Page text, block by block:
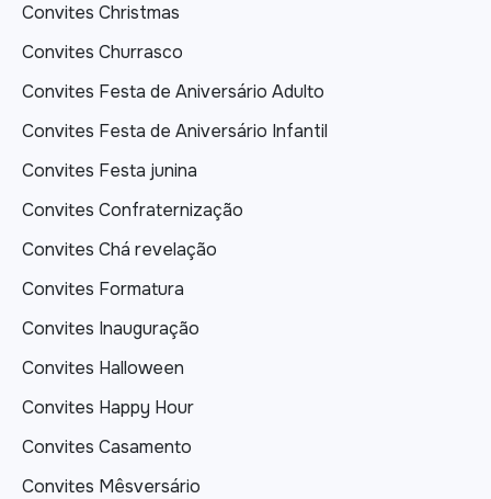
Convites Christmas
Convites Churrasco
Convites Festa de Aniversário Adulto
Convites Festa de Aniversário Infantil
Convites Festa junina
Convites Confraternização
Convites Chá revelação
Convites Formatura
Convites Inauguração
Convites Halloween
Convites Happy Hour
Convites Casamento
Convites Mêsversário